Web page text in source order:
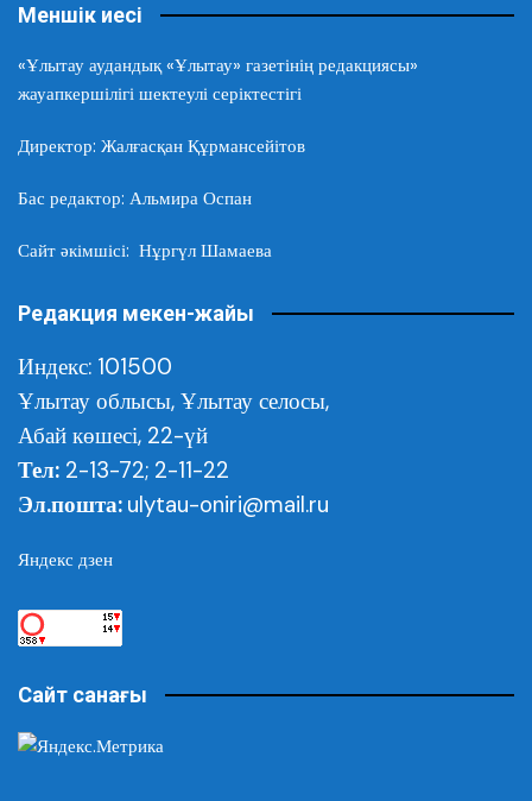
Меншік иесі
«Ұлытау аудандық «Ұлытау» газетінің редакциясы»
жауапкершілігі шектеулі серіктестігі
Директор: Жалғасқан Құрмансейітов
Бас редактор: Альмира Оспан
Сайт әкімшісі: Нұргүл Шамаева
Редакция мекен-жайы
Индекс: 101500
Ұлытау облысы, Ұлытау селосы,
Абай көшесі, 22-үй
Тел: 2-13-72; 2-11-22
Эл.пошта: ulytau-oniri@mail.ru
Яндекс дзен
Сайт санағы